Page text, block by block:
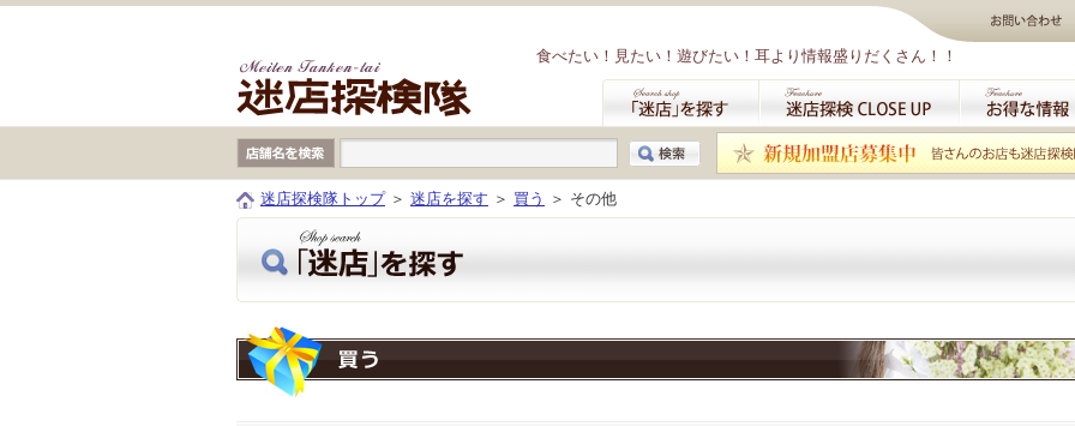
食べたい！見たい！遊びたい！耳より情報盛りだくさん！！
本文へジャンプ
迷店探検隊トップ＞ 迷店を探す ＞ 買う ＞ その他